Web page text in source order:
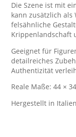
Die Szene ist mit
kann zusätzlich als
felsähnliche
Krippenlandschaft
Geeignet für
detailreiches
Authentizität
Reale Maße: 44 ×
Hergestellt in